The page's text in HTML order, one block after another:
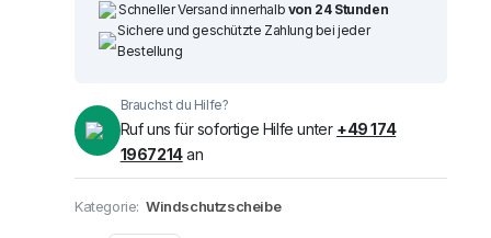
Schneller Versand innerhalb von 24 Stunden
Sichere und geschützte Zahlung bei jeder
Bestellung
Brauchst du Hilfe?
Ruf uns für sofortige Hilfe unter +49 174
1967214an
Kategorie: Windschutzscheibe